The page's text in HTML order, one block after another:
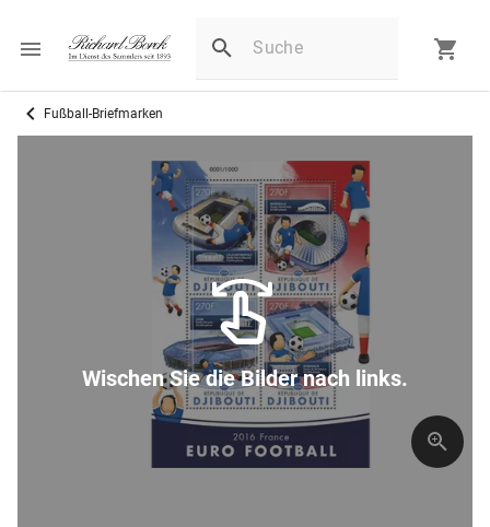
Fußball-Briefmarken
Wischen Sie die Bilder nach links.